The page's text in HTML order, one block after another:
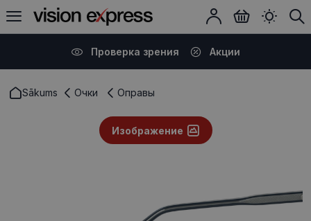
Проверка зрения Акции
Sākums Очки Оправы
Изображение